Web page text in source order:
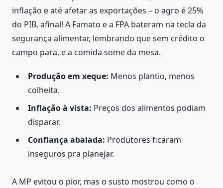
inflação e até afetar as exportações – o agro é 25%
do PIB, afinal! A Famato e a FPA bateram na tecla da
segurança alimentar, lembrando que sem crédito o
campo para, e a comida some da mesa.
Produção em xeque: Menos plantio, menos
colheita.
Inflação à vista: Preços dos alimentos podiam
disparar.
Confiança abalada: Produtores ficaram
inseguros pra planejar.
A MP evitou o pior, mas o susto mostrou como o